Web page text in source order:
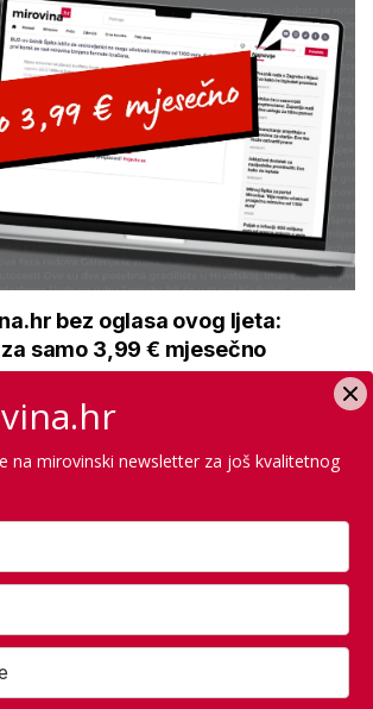
bez oglasa ovog ljeta:
samo 3,99 € mjesečno
na mirovinski newsletter za još kvalitetnog